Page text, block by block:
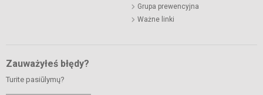
Grupa prewencyjna
Ważne linki
Zauważyłeś błędy?
Turite pasiūlymų?